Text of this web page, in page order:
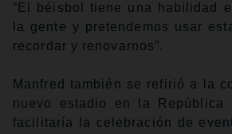
“El béisbol tiene una habilidad
la gente y pretendemos usar
recordar y renovarnos”.
Manfred también se refirió a la
nuevo estadio en la República
facilitaría la celebración de